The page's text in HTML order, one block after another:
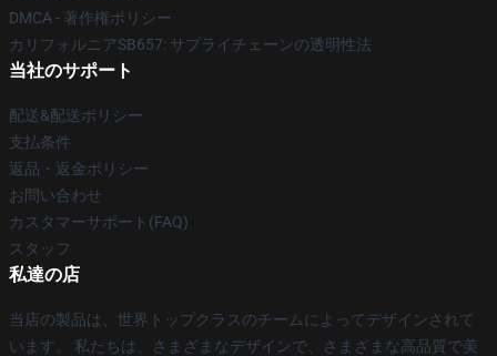
DMCA - 著作権ポリシー
カリフォルニアSB657: サプライチェーンの透明性法
当社のサポート
配送&配送ポリシー
支払条件
返品・返金ポリシー
お問い合わせ
カスタマーサポート(FAQ)
スタッフ
私達の店
当店の製品は、世界トップクラスのチームによってデザインされて
います。 私たちは、さまざまなデザインで、さまざまな高品質で美